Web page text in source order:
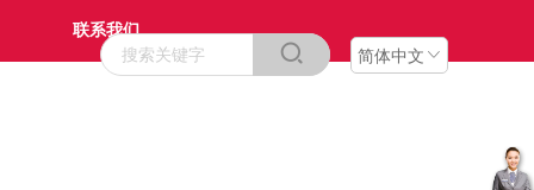
简体中文
联系我们